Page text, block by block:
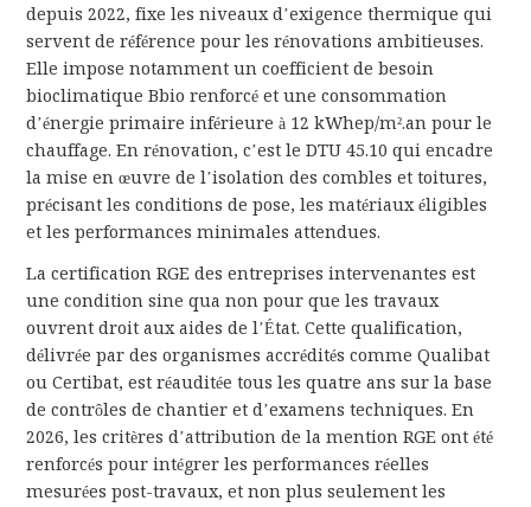
depuis 2022, fixe les niveaux d’exigence thermique qui
servent de référence pour les rénovations ambitieuses.
Elle impose notamment un coefficient de besoin
bioclimatique Bbio renforcé et une consommation
d’énergie primaire inférieure à 12 kWhep/m².an pour le
chauffage. En rénovation, c’est le DTU 45.10 qui encadre
la mise en œuvre de l’isolation des combles et toitures,
précisant les conditions de pose, les matériaux éligibles
et les performances minimales attendues.
La certification RGE des entreprises intervenantes est
une condition sine qua non pour que les travaux
ouvrent droit aux aides de l’État. Cette qualification,
délivrée par des organismes accrédités comme Qualibat
ou Certibat, est réauditée tous les quatre ans sur la base
de contrôles de chantier et d’examens techniques. En
2026, les critères d’attribution de la mention RGE ont été
renforcés pour intégrer les performances réelles
mesurées post-travaux, et non plus seulement les